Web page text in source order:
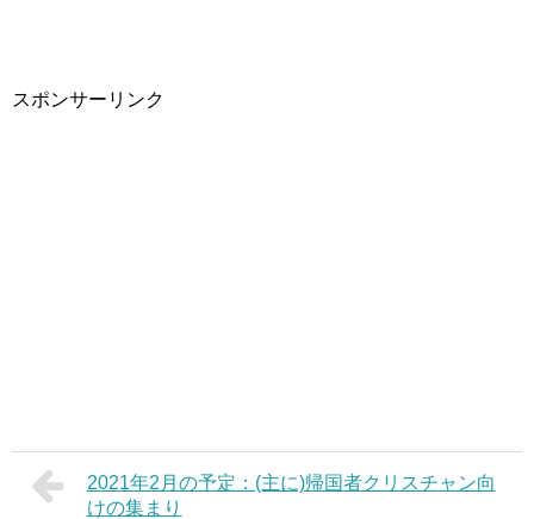
スポンサーリンク
2021年2月の予定：(主に)帰国者クリスチャン向
けの集まり